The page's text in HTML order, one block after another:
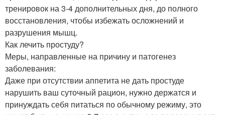
тренировок на 3-4 дополнительных дня, до полного
восстановления, чтобы избежать осложнений и
разрушения мышц.
Как лечить простуду?
Меры, направленные на причину и патогенез
заболевания:
Даже при отсутствии аппетита не дать простуде
нарушить ваш суточный рацион, нужно держатся и
принуждать себя питаться по обычному режиму, это